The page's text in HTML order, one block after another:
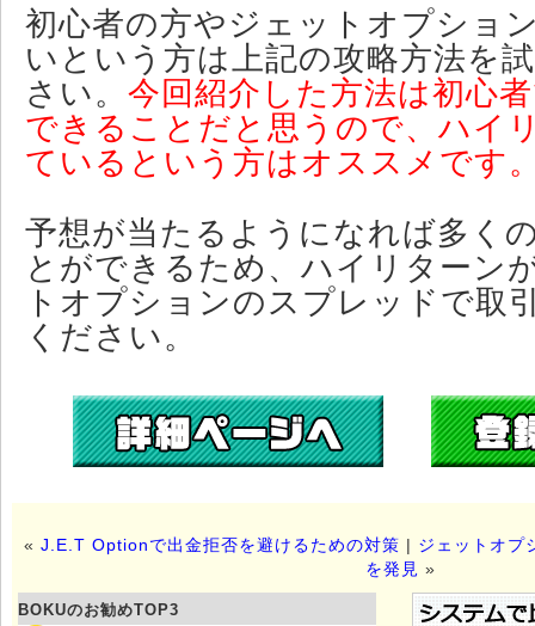
初心者の方やジェットオプショ
いという方は上記の攻略方法を
さい。 今回紹介した方法は初心
できることだと思うので、ハイ
ているという方はオススメです
予想が当たるようになれば多く
とができるため、ハイリターン
トオプションのスプレッドで取
ください。
« J.E.T Optionで出金拒否を避けるための対策 | ジェットオプ
を発見 »
BOKUのお勧めTOP3